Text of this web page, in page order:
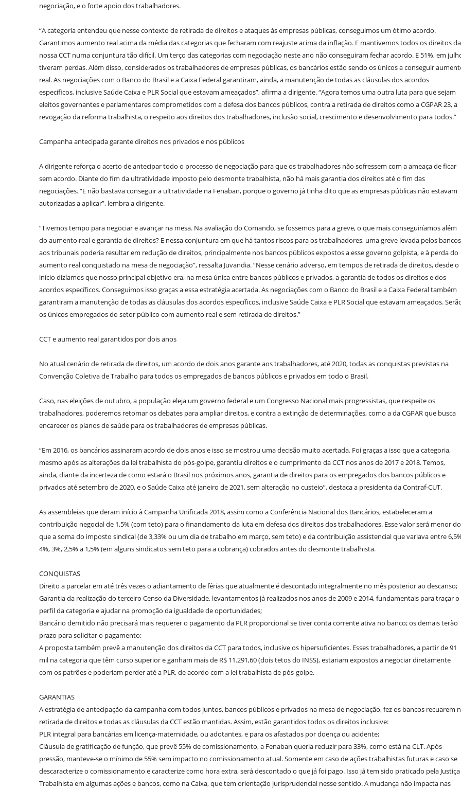
negociação, e o forte apoio dos trabalhadores.
“A categoria entendeu que nesse contexto de retirada de direitos e ataques às empresas públicas, conseguimos um ótimo acordo.
Garantimos aumento real acima da média das categorias que fecharam com reajuste acima da inflação. E mantivemos todos os direitos da
nossa CCT numa conjuntura tão difícil. Um terço das categorias com negociação neste ano não conseguiram fechar acordo. E 51%, em
tiveram perdas. Além disso, considerados os trabalhadores de empresas públicas, os bancários estão sendo os únicos a conseguir
real. As negociações com o Banco do Brasil e a Caixa Federal garantiram, ainda, a manutenção de todas as cláusulas dos acordos
específicos, inclusive Saúde Caixa e PLR Social que estavam ameaçados”, afirma a dirigente. “Agora temos uma outra luta para que sejam
eleitos governantes e parlamentares comprometidos com a defesa dos bancos públicos, contra a retirada de direitos como a CGPAR 23, a
revogação da reforma trabalhista, o respeito aos direitos dos trabalhadores, inclusão social, crescimento e desenvolvimento para todos.”
Campanha antecipada garante direitos nos privados e nos públicos
A dirigente reforça o acerto de antecipar todo o processo de negociação para que os trabalhadores não sofressem com a ameaça de ficar
sem acordo. Diante do fim da ultratividade imposto pelo desmonte trabalhista, não há mais garantia dos direitos até o fim das
negociações. “E não bastava conseguir a ultratividade na Fenaban, porque o governo já tinha dito que as empresas públicas não estavam
autorizadas a aplicar”, lembra a dirigente.
“Tivemos tempo para negociar e avançar na mesa. Na avaliação do Comando, se fossemos para a greve, o que mais conseguiríamos além
do aumento real e garantia de direitos? E nessa conjuntura em que há tantos riscos para os trabalhadores, uma greve levada pelos bancos
aos tribunais poderia resultar em redução de direitos, principalmente nos bancos públicos expostos a esse governo golpista, e à perda do
aumento real conquistado na mesa de negociação”, ressalta Juvandia. “Nesse cenário adverso, em tempos de retirada de direitos, desde o
início dizíamos que nosso principal objetivo era, na mesa única entre bancos públicos e privados, a garantia de todos os direitos e dos
acordos específicos. Conseguimos isso graças a essa estratégia acertada. As negociações com o Banco do Brasil e a Caixa Federal também
garantiram a manutenção de todas as cláusulas dos acordos específicos, inclusive Saúde Caixa e PLR Social que estavam ameaçados.
os únicos empregados do setor público com aumento real e sem retirada de direitos.”
CCT e aumento real garantidos por dois anos
No atual cenário de retirada de direitos, um acordo de dois anos garante aos trabalhadores, até 2020, todas as conquistas previstas na
Convenção Coletiva de Trabalho para todos os empregados de bancos públicos e privados em todo o Brasil.
Caso, nas eleições de outubro, a população eleja um governo federal e um Congresso Nacional mais progressistas, que respeite os
trabalhadores, poderemos retomar os debates para ampliar direitos, e contra a extinção de determinações, como a da CGPAR que busca
encarecer os planos de saúde para os trabalhadores de empresas públicas.
“Em 2016, os bancários assinaram acordo de dois anos e isso se mostrou uma decisão muito acertada. Foi graças a isso que a categoria,
mesmo após as alterações da lei trabalhista do pós-golpe, garantiu direitos e o cumprimento da CCT nos anos de 2017 e 2018. Temos,
ainda, diante da incerteza de como estará o Brasil nos próximos anos, garantia de direitos para os empregados dos bancos públicos e
privados até setembro de 2020, e o Saúde Caixa até janeiro de 2021, sem alteração no custeio”, destaca a presidenta da Contraf-CUT.
As assembleias que deram início à Campanha Unificada 2018, assim como a Conferência Nacional dos Bancários, estabeleceram a
contribuição negocial de 1,5% (com teto) para o financiamento da luta em defesa dos direitos dos trabalhadores. Esse valor será menor do
que a soma do imposto sindical (de 3,33% ou um dia de trabalho em março, sem teto) e da contribuição assistencial que variava entre
4%, 3%, 2,5% a 1,5% (em alguns sindicatos sem teto para a cobrança) cobrados antes do desmonte trabalhista.
CONQUISTAS
Direito a parcelar em até três vezes o adiantamento de férias que atualmente é descontado integralmente no mês posterior ao descanso;
Garantia da realização do terceiro Censo da Diversidade, levantamentos já realizados nos anos de 2009 e 2014, fundamentais para traçar o
perfil da categoria e ajudar na promoção da igualdade de oportunidades;
Bancário demitido não precisará mais requerer o pagamento da PLR proporcional se tiver conta corrente ativa no banco; os demais terão
prazo para solicitar o pagamento;
A proposta também prevê a manutenção dos direitos da CCT para todos, inclusive os hipersuficientes. Esses trabalhadores, a partir de 91
mil na categoria que têm curso superior e ganham mais de R$ 11.291,60 (dois tetos do INSS), estariam expostos a negociar diretamente
com os patrões e poderiam perder até a PLR, de acordo com a lei trabalhista de pós-golpe.
GARANTIAS
A estratégia de antecipação da campanha com todos juntos, bancos públicos e privados na mesa de negociação, fez os bancos recuarem
retirada de direitos e todas as cláusulas da CCT estão mantidas. Assim, estão garantidos todos os direitos inclusive:
PLR integral para bancárias em licença-maternidade, ou adotantes, e para os afastados por doença ou acidente;
Cláusula de gratificação de função, que prevê 55% de comissionamento, a Fenaban queria reduzir para 33%, como está na CLT. Após
pressão, manteve-se o mínimo de 55% sem impacto no comissionamento atual. Somente em caso de ações trabalhistas futuras e caso se
descaracterize o comissionamento e caracterize como hora extra, será descontado o que já foi pago. Isso já tem sido praticado pela Justiça
Trabalhista em algumas ações e bancos, como na Caixa, que tem orientação jurisprudencial nesse sentido. A mudança não impacta nas